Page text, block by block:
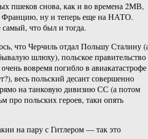
пшеков снова, как и во времена 2МВ,
ну и теперь еще на НАТО.
самый, что был и тогда.
что Черчиль отдал Польшу Сталину
шлюху), польское правительство
вовремя погибло в авиакатастрофе
весь польский десант совершенно
на танковую дивизию СС (а потом
про польских героев, таки опять
на пару с Гитлером — так это